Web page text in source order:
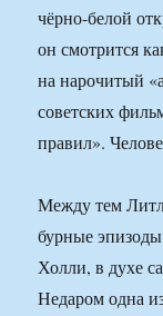
чёрно-белой
он смотрится
на нарочитый
советских
правил».
Между тем Литл
бурные
Холли, в духе
Недаром одна